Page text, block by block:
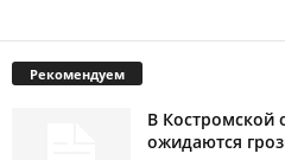
Рекомендуем
В Костромской
ожидаются